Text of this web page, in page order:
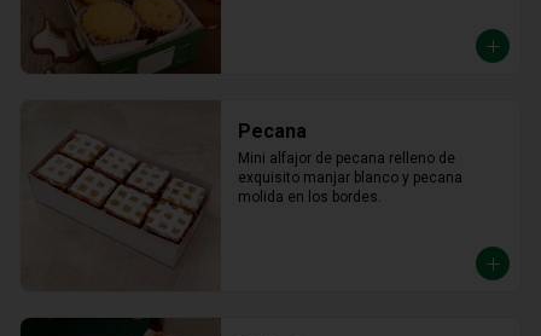
Pecana
Mini alfajor de pecana relleno de
exquisito manjar blanco y pecana
molida en los bordes.